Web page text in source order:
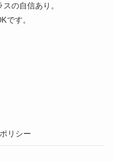
の自信あり。
です。
リシー